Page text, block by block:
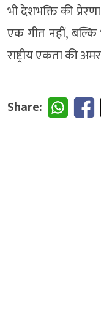
भी देशभक्ति की
एक गीत नहीं, बल्कि
राष्ट्रीय एकता की
Share: